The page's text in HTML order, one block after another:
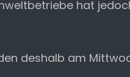
hat
deshalb am